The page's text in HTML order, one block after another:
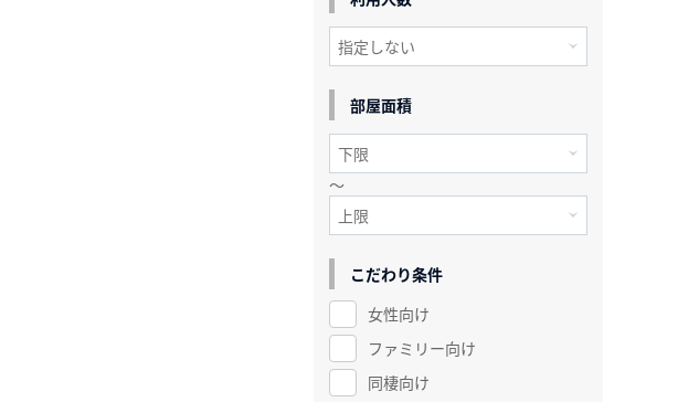
部屋面積
～
こだわり条件
女性向け
ファミリー向け
同棲向け